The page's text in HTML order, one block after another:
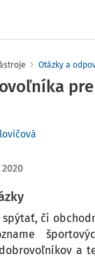
Otázky a
2020
spýtať, či
a